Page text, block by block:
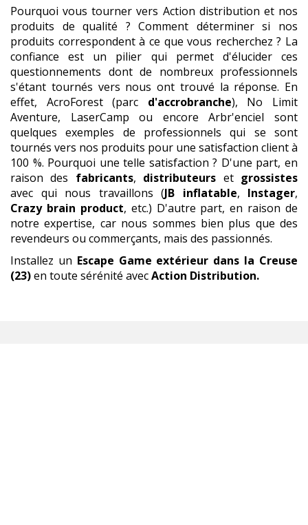
Pourquoi vous tourner vers Action distribution et nos
produits de qualité ? Comment déterminer si nos
produits correspondent à ce que vous recherchez ? La
confiance est un pilier qui permet d'élucider ces
questionnements dont de nombreux professionnels
s'étant tournés vers nous ont trouvé la réponse. En
effet, AcroForest (parc d'accrobranche), No Limit
Aventure, LaserCamp ou encore Arbr'enciel sont
quelques exemples de professionnels qui se sont
tournés vers nos produits pour une satisfaction client à
100 %. Pourquoi une telle satisfaction ? D'une part, en
raison des fabricants, distributeurs et grossistes
avec qui nous travaillons (JB inflatable, Instager,
Crazy brain product, etc.) D'autre part, en raison de
notre expertise, car nous sommes bien plus que des
revendeurs ou commerçants, mais des passionnés.
Installez un Escape Game extérieur dans la Creuse
(23)en toute sérénité avecAction Distribution.